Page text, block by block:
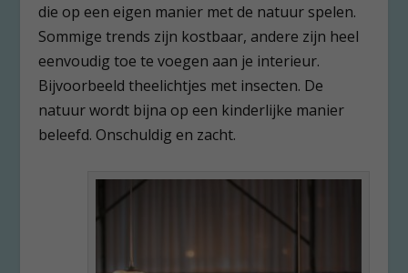
die op een eigen manier met de natuur spelen.
Sommige trends zijn kostbaar, andere zijn heel
eenvoudig toe te voegen aan je interieur.
Bijvoorbeeld theelichtjes met insecten. De
natuur wordt bijna op een kinderlijke manier
beleefd. Onschuldig en zacht.